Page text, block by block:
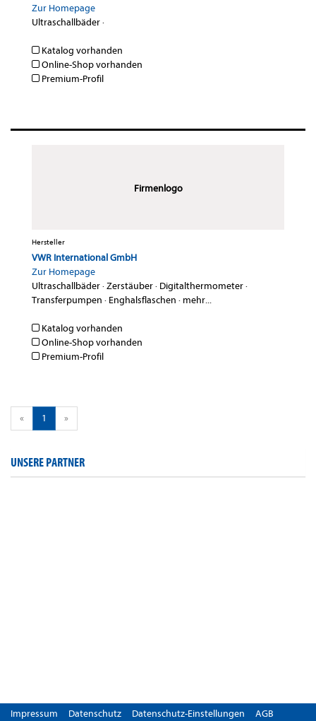
Zur Homepage
Ultraschallbäder·
Katalog vorhanden
Online-Shop vorhanden
Premium-Profil
Firmenlogo
Hersteller
VWR International GmbH
Zur Homepage
Ultraschallbäder·Zerstäuber· Digitalthermometer·
Transferpumpen · Enghalsflaschen · mehr...
Katalog vorhanden
Online-Shop vorhanden
Premium-Profil
« 1 »
UNSERE PARTNER
Impressum Datenschutz Datenschutz-Einstellungen AGB